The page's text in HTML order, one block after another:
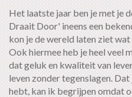
Het laatste jaar ben je met je
Draait Door' ineens een
kon je de wereld laten ziet
Ook hiermee heb je heel veel
dat geluk en kwaliteit van
leven zonder tegenslagen.
hebt, kan ik begrijpen omdat